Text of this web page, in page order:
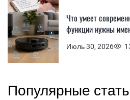
Июль 30, 2026
Что умеет
функции нужны
Популярные